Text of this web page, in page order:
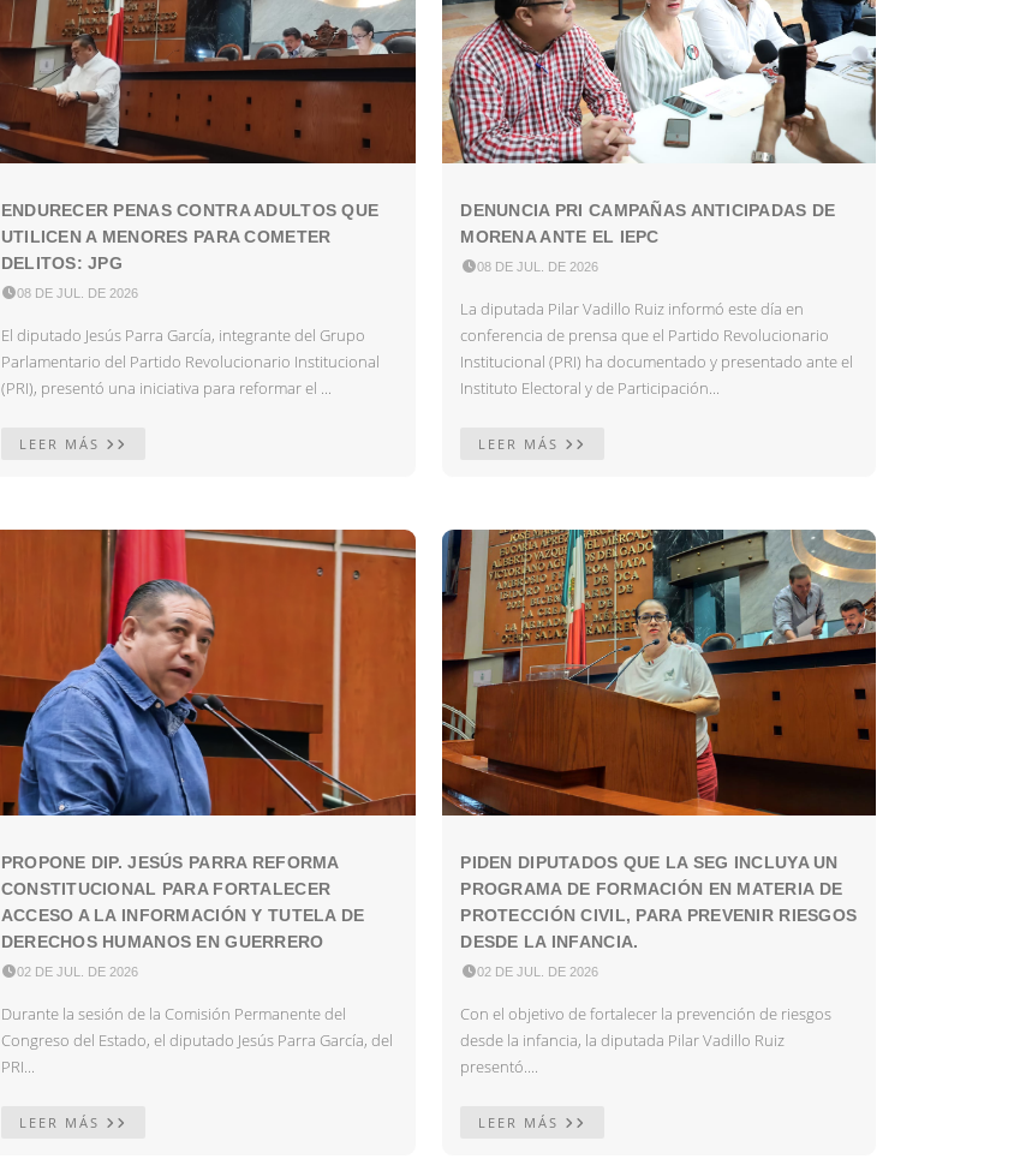
ENDURECER PENAS CONTRA ADULTOS QUE
UTILICEN A MENORES PARA COMETER
DELITOS: JPG
08 DE JUL. DE 2026
El diputado Jesús Parra García, integrante del Grupo
Parlamentario del Partido Revolucionario Institucional
(PRI), presentó una iniciativa para reformar el ...
LEER MÁS
DENUNCIA PRI CAMPAÑAS ANTICIPADAS DE
MORENA ANTE EL IEPC
08 DE JUL. DE 2026
La diputada Pilar Vadillo Ruiz informó este día en
conferencia de prensa que el Partido Revolucionario
Institucional (PRI) ha documentado y presentado ante el
Instituto Electoral y de Participación...
LEER MÁS
PROPONE DIP. JESÚS PARRA REFORMA
CONSTITUCIONAL PARA FORTALECER
ACCESO A LA INFORMACIÓN Y TUTELA DE
DERECHOS HUMANOS EN GUERRERO
02 DE JUL. DE 2026
Durante la sesión de la Comisión Permanente del
Congreso del Estado, el diputado Jesús Parra García, del
PRI...
LEER MÁS
PIDEN DIPUTADOS QUE LA SEG INCLUYA UN
PROGRAMA DE FORMACIÓN EN MATERIA DE
PROTECCIÓN CIVIL, PARA PREVENIR RIESGOS
DESDE LA INFANCIA.
02 DE JUL. DE 2026
Con el objetivo de fortalecer la prevención de riesgos
desde la infancia, la diputada Pilar Vadillo Ruiz
presentó....
LEER MÁS